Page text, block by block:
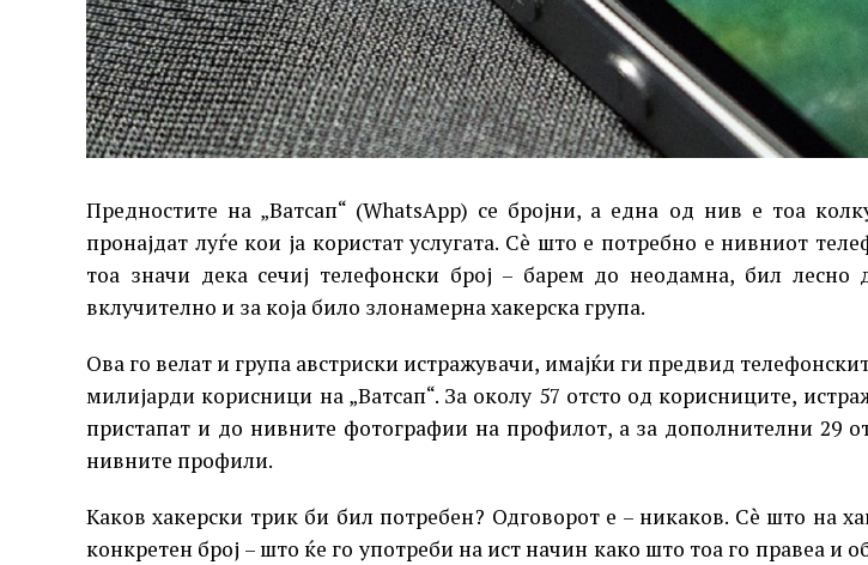
Предностите на „Ватсап“ (WhatsApp) се бројни, а една од нив е тоа
пронајдат луѓе кои ја користат услугата. Сè што е потребно е нивниот
тоа значи дека сечиј телефонски број – барем до неодамна, бил лесно
вклучително и за која било злонамерна хакерска група.
Ова го велат и група австриски истражувачи, имајќи ги предвид
милијарди корисници на „Ватсап“. За околу 57 отсто од корисниците,
пристапат и до нивните фотографии на профилот, а за дополнителни 29
нивните профили.
Каков хакерски трик би бил потребен? Одговорот е – никаков. Сè што на
конкретен број – што ќе го употреби на ист начин како што тоа го правеа и